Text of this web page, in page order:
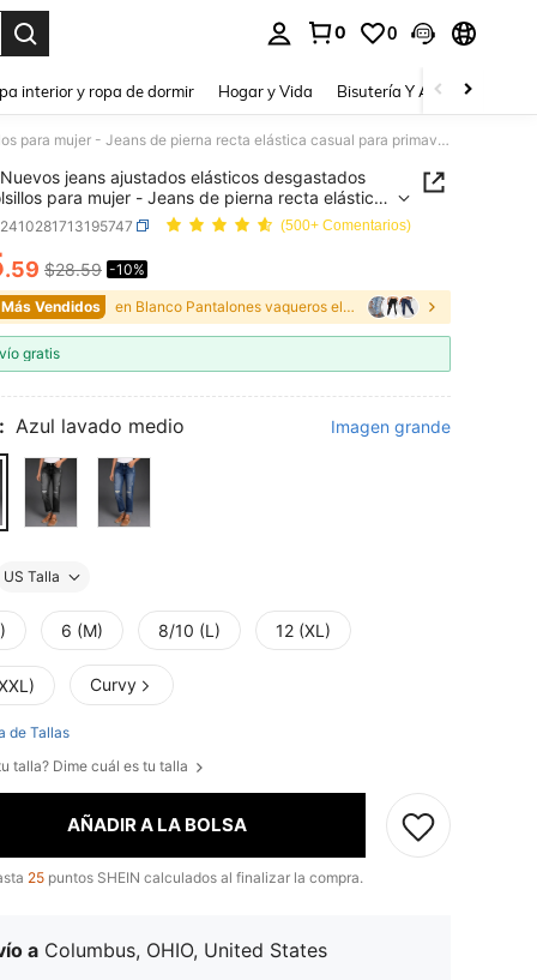
0 0
interior y ropa de dormir Hogar y Vida Bisutería Y Accesorios
Nuevos jeans ajustados elásticos desgastados con bolsillos para mujer - Jeans de pierna recta elástica casual para primavera y otoño
Nuevos jeans ajustados elásticos desgastados
para mujer - Jeans de pierna recta elástica
primavera y otoño
(500+ Comentarios)
AND AVAILABILITY
.59 $28.59 -10%
Vendidos en Blanco Pantalones vaqueros elásticos para mujer
gratis
Azul lavado medio Imagen grande
US Talla
6 (M) 8/10 (L) 12 (XL)
Curvy
de Tallas
talla? Dime cuál es tu talla
AÑADIR A LA BOLSA
25 puntos SHEIN calculados al finalizar la compra.
a Columbus, OHIO, United States